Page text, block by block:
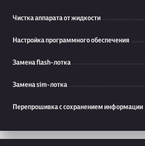
Чистка аппарата от жидкости
Настройка программного обеспечения
Замена flash-лотка
Замена sim-лотка
Перепрошивка с сохранением информации